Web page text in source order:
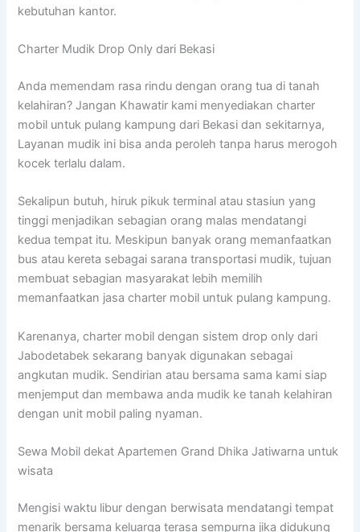
kebutuhan kantor.
Charter Mudik Drop Only dari Bekasi
Anda memendam rasa rindu dengan orang tua di tanah
kelahiran? Jangan Khawatir kami menyediakan charter
mobil untuk pulang kampung dari Bekasi dan sekitarnya,
Layanan mudik ini bisa anda peroleh tanpa harus merogoh
kocek terlalu dalam.
Sekalipun butuh, hiruk pikuk terminal atau stasiun yang
tinggi menjadikan sebagian orang malas mendatangi
kedua tempat itu. Meskipun banyak orang memanfaatkan
bus atau kereta sebagai sarana transportasi mudik, tujuan
membuat sebagian masyarakat lebih memilih
memanfaatkan jasa charter mobil untuk pulang kampung.
Karenanya, charter mobil dengan sistem drop only dari
Jabodetabek sekarang banyak digunakan sebagai
angkutan mudik. Sendirian atau bersama sama kami siap
menjemput dan membawa anda mudik ke tanah kelahiran
dengan unit mobil paling nyaman.
Sewa Mobil dekat Apartemen Grand Dhika Jatiwarna untuk
wisata
Mengisi waktu libur dengan berwisata mendatangi tempat
menarik bersama keluarga terasa sempurna jika didukung